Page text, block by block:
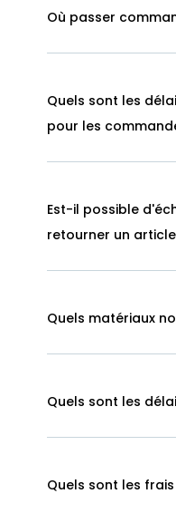
Où passer
Quels sont les
pour les
Est-il possible
retourner un
Quels matériaux
Quels sont les
Quels sont les